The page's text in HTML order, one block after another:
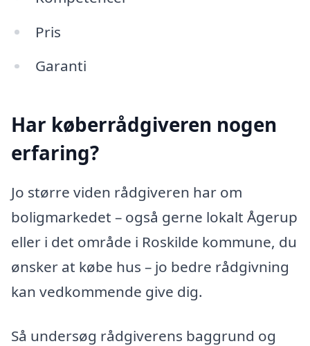
Pris
Garanti
Har køberrådgiveren nogen
erfaring?
Jo større viden rådgiveren har om
boligmarkedet – også gerne lokalt Ågerup
eller i det område i Roskilde kommune, du
ønsker at købe hus – jo bedre rådgivning
kan vedkommende give dig.
Så undersøg rådgiverens baggrund og